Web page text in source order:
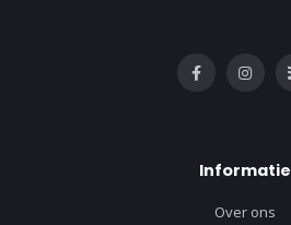
Informatie
Over ons